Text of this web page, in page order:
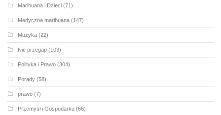
Marihuana i Dzieci (71)
Medyczna marihuana (147)
Muzyka (22)
Nie przegap (103)
Polityka i Prawo (304)
Porady (58)
prawo (7)
Przemysł i Gospodarka (66)